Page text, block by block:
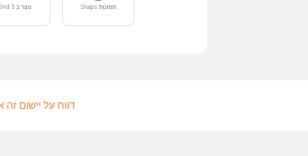
תמונות Snaps נוצר ב Grid 3
דווח על יישום